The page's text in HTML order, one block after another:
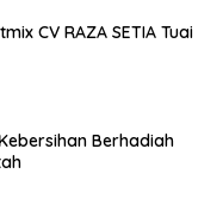
CV RAZA SETIA Tuai
Berhadiah